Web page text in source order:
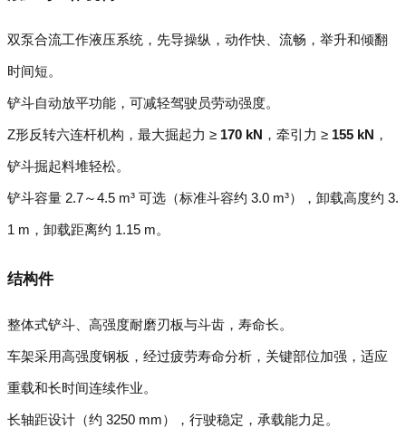
双泵合流工作液压系统，先导操纵，动作快、流畅，举升和倾翻
时间短。
铲斗自动放平功能，可减轻驾驶员劳动强度。
Z形反转六连杆机构，最大掘起力 ≥ 170 kN ，牵引力 ≥ 155 kN ，
铲斗掘起料堆轻松。
铲斗容量 2.7～4.5 m³ 可选（标准斗容约 3.0 m³），卸载高度约 3.
1 m，卸载距离约 1.15 m。
结构件
整体式铲斗、高强度耐磨刃板与斗齿，寿命长。
车架采用高强度钢板，经过疲劳寿命分析，关键部位加强，适应
重载和长时间连续作业。
长轴距设计（约 3250 mm），行驶稳定，承载能力足。